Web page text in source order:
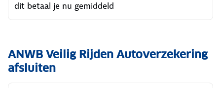
dit betaal je nu gemiddeld
ANWB Veilig Rijden Autoverzekering
afsluiten